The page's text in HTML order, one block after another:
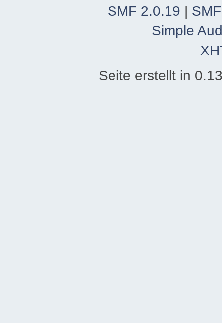
SMF 2.0.19
Simple
Seite erstellt in